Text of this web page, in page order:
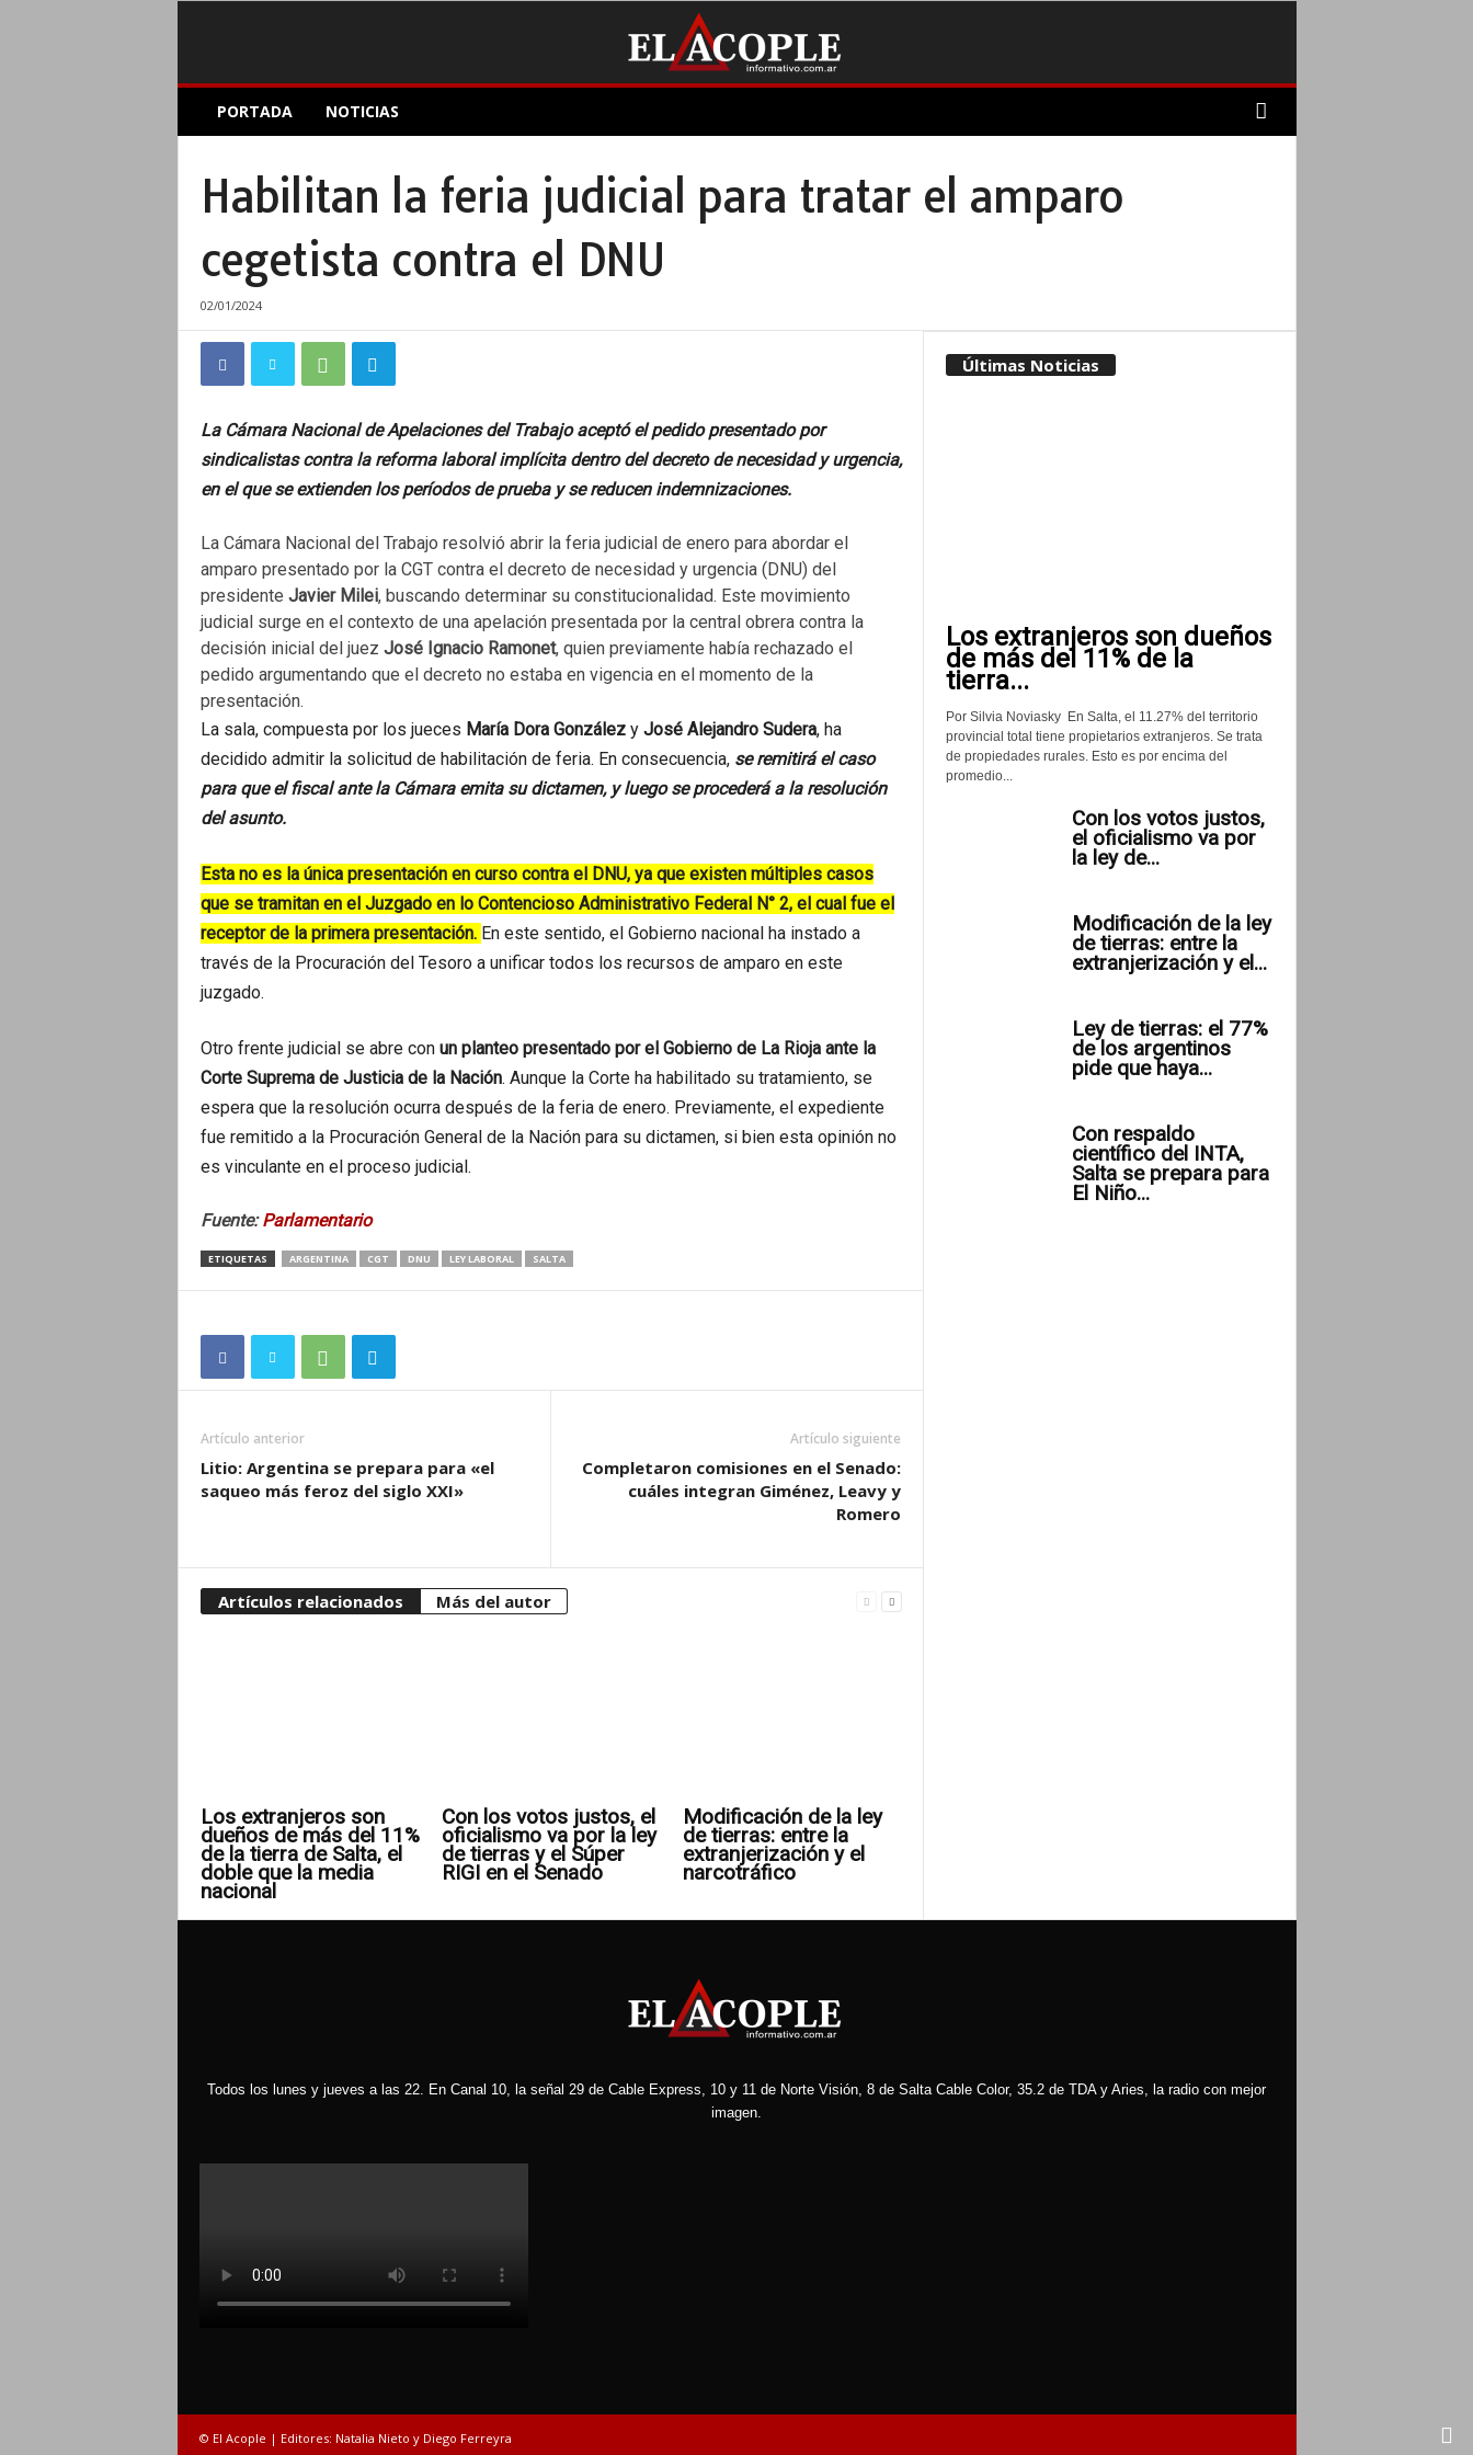
A
PORTADA NOTICIAS
Habilitan la feria judicial para tratar el amparo
cegetista contra el DNU
02/01/2024
La Cámara Nacional de Apelaciones del Trabajo aceptó el pedido presentado por
sindicalistas contra la reforma laboral implícita dentro del decreto de necesidad y urgencia,
en el que se extienden los períodos de prueba y se reducen indemnizaciones.
La Cámara Nacional del Trabajo resolvió abrir la feria judicial de enero para abordar el
amparo presentado por la CGT contra el decreto de necesidad y urgencia (DNU) del
presidente Javier Milei, buscando determinar su constitucionalidad. Este movimiento
judicial surge en el contexto de una apelación presentada por la central obrera contra la
decisión inicial del juez José Ignacio Ramonet, quien previamente había rechazado el
pedido argumentando que el decreto no estaba en vigencia en el momento de la
presentación.
La sala, compuesta por los jueces María Dora Gonzálezy José Alejandro Sudera, ha
decidido admitir la solicitud de habilitación de feria. En consecuencia, se remitirá el caso
para que el fiscal ante la Cámara emita su dictamen, y luego se procederá a la resolución
del asunto.
Esta no es la única presentación en curso contra el DNU, ya que existen múltiples casos
que se tramitan en el Juzgado en lo Contencioso Administrativo Federal N° 2, el cual fue el
receptor de la primera presentación. En este sentido, el Gobierno nacional ha instado a
través de la Procuración del Tesoro a unificar todos los recursos de amparo en este
juzgado.
Otro frente judicial se abre con un planteo presentado por el Gobierno de La Rioja ante la
Corte Suprema de Justicia de la Nación. Aunque la Corte ha habilitado su tratamiento, se
espera que la resolución ocurra después de la feria de enero. Previamente, el expediente
fue remitido a la Procuración General de la Nación para su dictamen, si bien esta opinión no
es vinculante en el proceso judicial.
Fuente:Parlamentario
ETIQUETAS ARGENTINA CGT DNU LEY LABORAL SALTA
Artículo anterior
Litio: Argentina se prepara para «el
saqueo más feroz del siglo XXI»
Artículo siguiente
Completaron comisiones en el Senado:
cuáles integran Giménez, Leavy y
Romero
Artículos relacionados Más del autor
Los extranjeros son
dueños de más del 11%
de la tierra de Salta, el
doble que la media
nacional
Con los votos justos, el
oficialismo va por la ley
de tierras y el Súper
RIGI en el Senado
Modificación de la ley
de tierras: entre la
extranjerización y el
narcotráfico
Últimas Noticias
Los extranjeros son dueños
de más del 11% de la
tierra...
Por Silvia Noviasky En Salta, el 11.27% del territorio
provincial total tiene propietarios extranjeros. Se trata
de propiedades rurales. Esto es por encima del
promedio...
Con los votos justos,
el oficialismo va por
la ley de...
Modificación de la ley
de tierras: entre la
extranjerización y el...
Ley de tierras: el 77%
de los argentinos
pide que haya...
Con respaldo
científico del INTA,
Salta se prepara para
El Niño...
Todos los lunes y jueves a las 22. En Canal 10, la señal 29 de Cable Express, 10 y 11 de Norte Visión, 8 de Salta Cable Color, 35.2 de TDA y Aries, la radio con mejor
imagen.
© El Acople | Editores: Natalia Nieto y Diego Ferreyra